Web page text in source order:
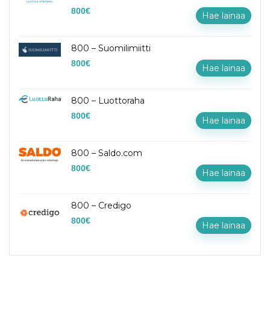
800€ Hae lainaa
800 – Suomilimiitti
800€ Hae lainaa
800 – Luottoraha
800€ Hae lainaa
800 – Saldo.com
800€ Hae lainaa
800 – Credigo
800€ Hae lainaa